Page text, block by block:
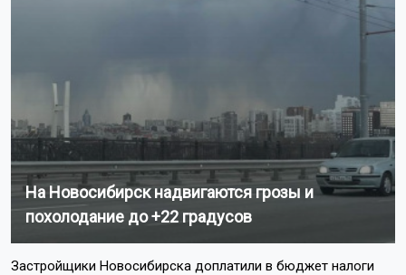
На Новосибирск надвигаются грозы и
похолодание до +22 градусов
Застройщики Новосибирска доплатили в бюджет налоги